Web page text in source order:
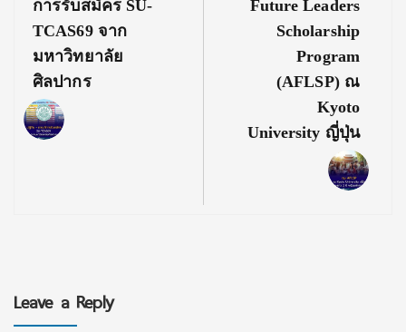
Post:
การรับสมัคร SU-
TCAS69 จาก
มหาวิทยาลัย
ศิลปากร
Post:
Future Leaders
Scholarship
Program
(AFLSP) ณ
Kyoto
University ญี่ปุ่น
Leave a Reply